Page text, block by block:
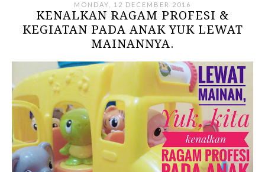
MONDAY, 12 DECEMBER 2016
KENALKAN RAGAM PROFESI &
KEGIATAN PADA ANAK YUK LEWAT
MAINANNYA.